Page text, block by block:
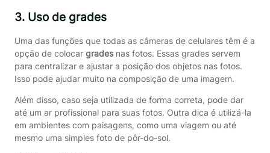
3. Uso de grades
Uma das funções que todas as câmeras de celulares têm é a
opção de colocar grades nas fotos. Essas grades servem
para centralizar e ajustar a posição dos objetos nas fotos.
Isso pode ajudar muito na composição de uma imagem.
Além disso, caso seja utilizada de forma correta, pode dar
até um ar profissional para suas fotos. Outra dica é utilizá-la
em ambientes com paisagens, como uma viagem ou até
mesmo uma simples foto de pôr-do-sol.